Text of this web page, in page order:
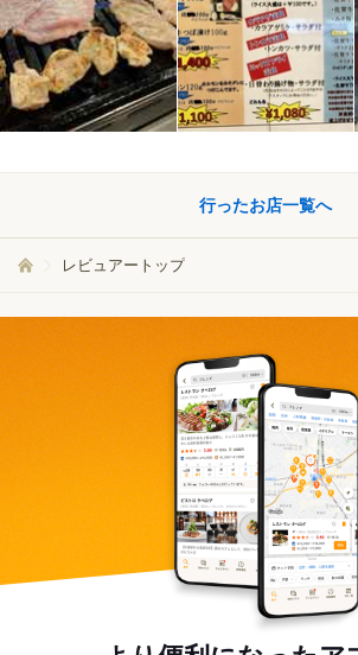
行ったお店一覧へ
レビュアートップ